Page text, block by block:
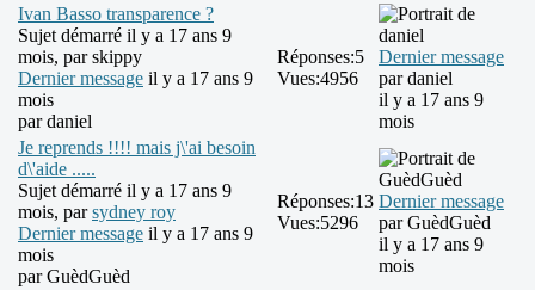
Ivan Basso transparence ?
Sujet démarré il y a 17 ans 9
mois, parskippy
Dernier message il y a 17 ans 9
mois
pardaniel
Réponses:5
Vues:4956
Dernier message
pardaniel
il y a 17 ans 9
mois
Je reprends !!!! mais j\'ai besoin
d\'aide .....
Sujet démarré il y a 17 ans 9
mois, parsydney roy
Dernier message il y a 17 ans 9
mois
parGuèdGuèd
Réponses:13
Vues:5296
Dernier message
parGuèdGuèd
il y a 17 ans 9
mois